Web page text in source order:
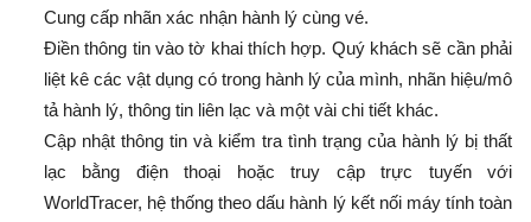
Cung cấp nhãn xác nhận hành lý cùng vé.
Điền thông tin vào tờ khai thích hợp. Quý khách sẽ cần phải
liệt kê các vật dụng có trong hành lý của mình, nhãn hiệu/mô
tả hành lý, thông tin liên lạc và một vài chi tiết khác.
Cập nhật thông tin và kiểm tra tình trạng của hành lý bị thất
lạc bằng điện thoại hoặc truy cập trực tuyến với
WorldTracer, hệ thống theo dấu hành lý kết nối máy tính toàn